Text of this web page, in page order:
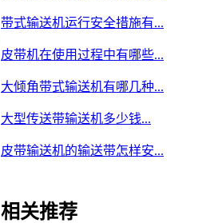
带式输送机运行安全措施有...
皮带机在使用过程中有哪些...
大倾角带式输送机有哪几种...
大型传送带输送机多少钱...
皮带输送机的输送带怎样安...
相关推荐